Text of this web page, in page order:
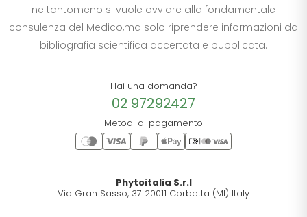
ne tantomeno si vuole ovviare alla fondamentale
consulenza del Medico,ma solo riprendere informazioni da
bibliografia scientifica accertata e pubblicata.
Hai una domanda?
02 97292427
Metodi di pagamento
Phytoitalia S.r.l
Via Gran Sasso, 37 20011 Corbetta (MI) Italy